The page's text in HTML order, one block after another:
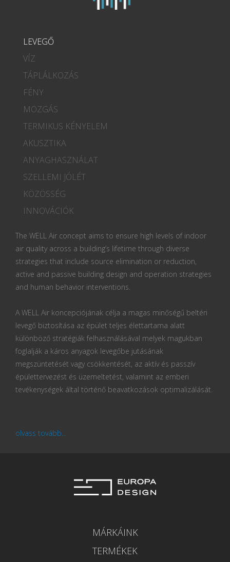
LEVEGŐ
VÍZ
TÁPLÁLKOZÁS
FÉNY
MOZGÁS
TERMIKUS KÉNYELEM
AKUSZTIKA
ANYAGHASZNÁLAT
SZELLEMI JÓLÉT
KÖZÖSSÉG
INNOVÁCIÓK
The WELL Air concept aims to ensure high levels of indoor
air quality across a building’s lifetime through diverse
strategies that include source elimination or reduction,
active and passive building design and operation strategies
and human behavior interventions.
A WELL Air koncepciójának célja a magas minőségű beltéri
levegő biztosítása az épület teljes élettartama alatt
különböző stratégiák felhasználásával melyek magukban
foglalják a káros anyagok levegőbe jutásának
megszüntetését vagy csökkentését, az aktív és passzív
épülettervezést és üzemeltetést, valamint az emberi
tevékenységek által történő beavatkozások optimalizálását.
olvass tovább...
MÁRKÁINK
TERMÉKEK